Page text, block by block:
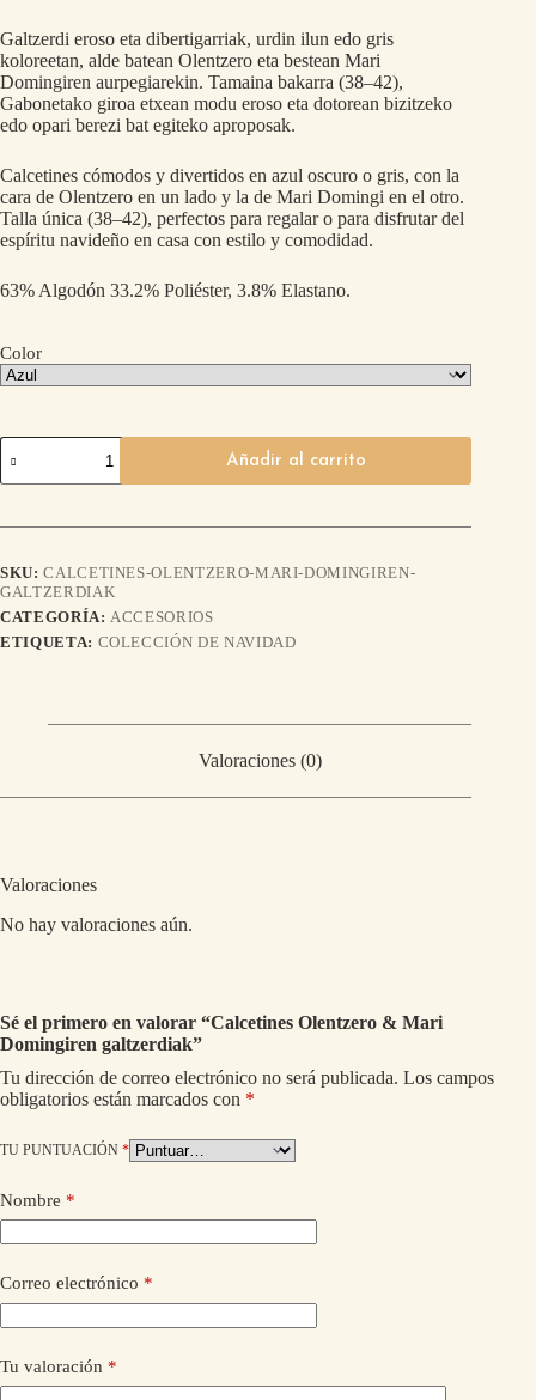
Galtzerdi eroso eta dibertigarriak, urdin ilun edo gris
koloreetan, alde batean Olentzero eta bestean Mari
Domingiren aurpegiarekin. Tamaina bakarra (38–42),
Gabonetako giroa etxean modu eroso eta dotorean bizitzeko
edo opari berezi bat egiteko aproposak.
Calcetines cómodos y divertidos en azul oscuro o gris, con la
cara de Olentzero en un lado y la de Mari Domingi en el otro.
Talla única (38–42), perfectos para regalar o para disfrutar del
espíritu navideño en casa con estilo y comodidad.
63% Algodón 33.2% Poliéster, 3.8% Elastano.
Color
Añadir al carrito
SKU:CALCETINES-OLENTZERO-MARI-DOMINGIREN-
GALTZERDIAK
CATEGORÍA:ACCESORIOS
ETIQUETA: COLECCIÓN DE NAVIDAD
Valoraciones (0)
Valoraciones
No hay valoraciones aún.
Sé el primero en valorar “Calcetines Olentzero & Mari
Domingiren galtzerdiak”
Tu dirección de correo electrónico no será publicada. Los campos
obligatorios están marcados con *
TU PUNTUACIÓN *
Nombre *
Correo electrónico *
Tu valoración *